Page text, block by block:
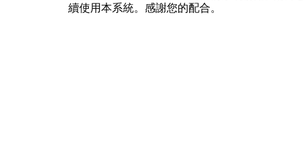
續使用本系統。感謝您的配合。